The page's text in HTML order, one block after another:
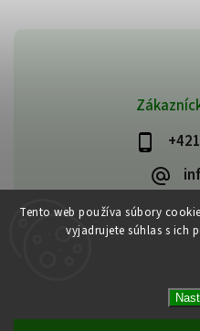
Tento web používa súbory
vyjadrujete súhlas s ich
bifeedus | BIO |
práva